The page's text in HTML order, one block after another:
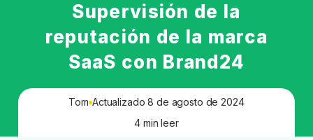
Supervisión de la
reputación de la marca
SaaS con Brand24
Tom Actualizado 8 de agosto de 2024
4 min leer